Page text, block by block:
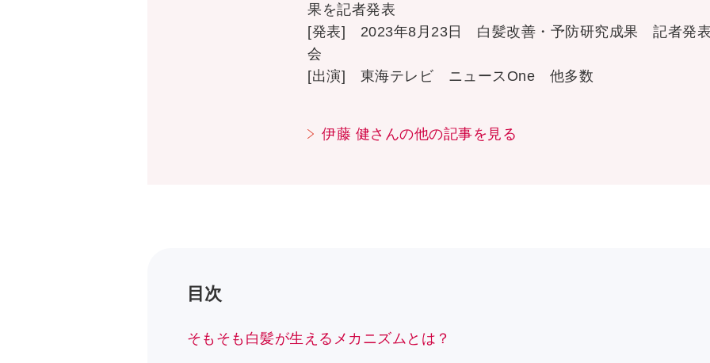
果を記者発表
[発表] 2023年8月23日 白髪改善・予防研究成果 記者発
会
[出演] 東海テレビ ニュースOne 他多数
伊藤 健さんの他の記事を見る
目次
そもそも白髪が生えるメカニズムとは？